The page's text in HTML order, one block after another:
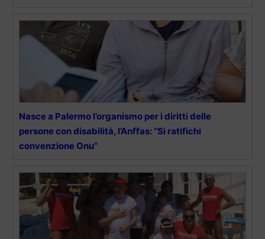
Nasce a Palermo l’organismo per i diritti delle
persone con disabilità, l’Anffas: “Si ratifichi
convenzione Onu”